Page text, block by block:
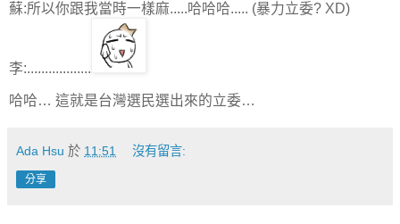
蘇:所以你跟我當時一樣麻.....哈哈哈..... (暴力立委? XD)
李:..................
哈哈… 這就是台灣選民選出來的立委…
Ada Hsu 於 11:51 沒有留言:
分享